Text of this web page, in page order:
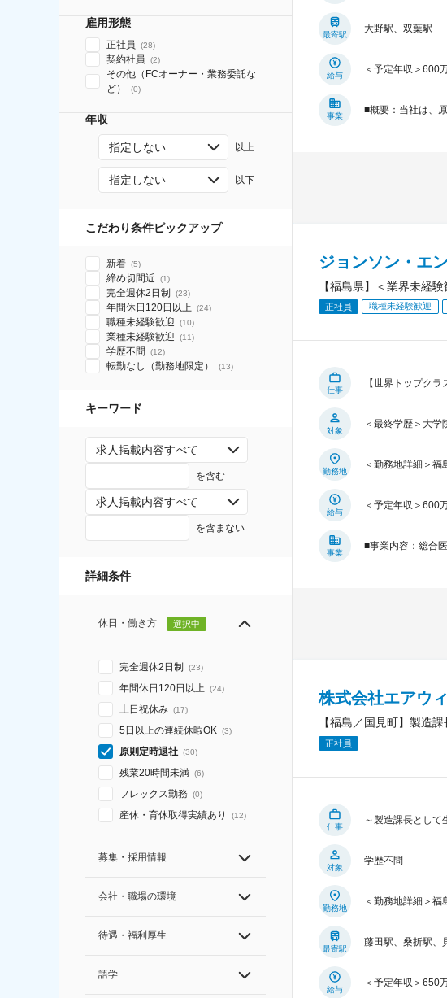
雇用形態
正社員 (28)
契約社員 (2)
その他（FCオーナー・業務委託な
ど）
(0)
年収
指定しない 以上
指定しない 以下
こだわり条件ピックアップ
新着 (5)
締め切間近 (1)
完全週休2日制 (23)
年間休日120日以上 (24)
職種未経験歓迎 (10)
業種未経験歓迎 (11)
学歴不問 (12)
転勤なし（勤務地限定） (13)
キーワード
求人掲載内容すべて
を含む
求人掲載内容すべて
を含まない
詳細条件
休日・働き方 選択中
完全週休2日制 (23)
年間休日120日以上 (24)
土日祝休み (17)
5日以上の連続休暇OK (3)
原則定時退社 (30)
残業20時間未満 (6)
フレックス勤務 (0)
産休・育休取得実績あり (12)
募集・採用情報
会社・職場の環境
待遇・福利厚生
語学
最寄駅
大野駅、双葉駅
給与
＜予定年収＞600
事業
■概要：当社は、
ジョンソン・エ
【福島県】＜業界未経
正社員 職種未経験歓迎
仕事
【世界トップク
対象
＜最終学歴＞大
勤務地
＜勤務地詳細＞
給与
＜予定年収＞600
事業
■事業内容：総合
株式会社エアウ
【福島／国見町】製造
正社員
仕事
～製造課長として
対象
学歴不問
勤務地
＜勤務地詳細＞
最寄駅
藤田駅、桑折駅、
給与
＜予定年収＞650